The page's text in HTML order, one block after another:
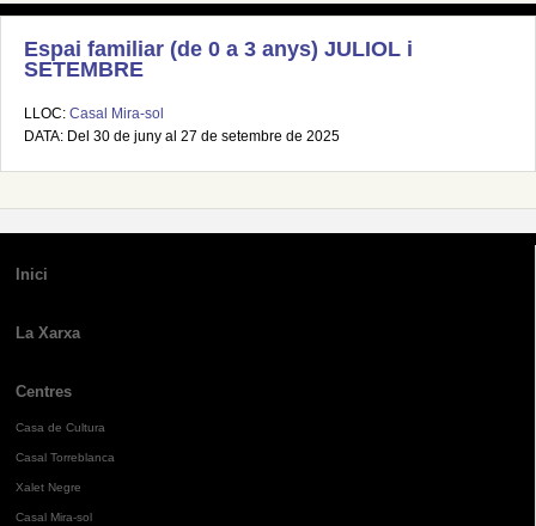
Espai familiar (de 0 a 3 anys) JULIOL i
SETEMBRE
LLOC: Casal Mira-sol
DATA: Del 30 de juny al 27 de setembre de 2025
Inici
La Xarxa
Centres
Casa de Cultura
Casal Torreblanca
Xalet Negre
Casal Mira-sol